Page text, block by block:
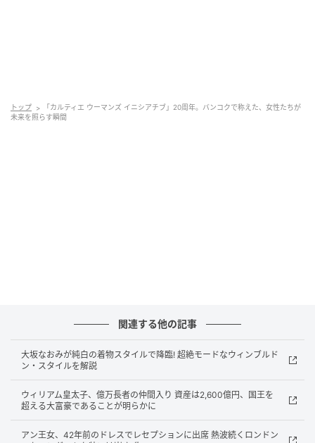
トップ
「カルティエ ウーマンズ イニシアチブ」20周年。バンコクで称えた、女性たちが
未来を照らす瞬間
関連する他の記事
大坂なおみが純白の着物スタイルで降臨! 超絶モードなウィンブルド
ン・スタイルを解説
ウィリアム皇太子、億万長者の仲間入り 資産は2,600億円、国王を
超える大富豪であることが明らかに
アン王女、42年前のドレスでレセプションに出席 熱波続くロンドン